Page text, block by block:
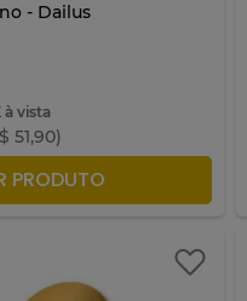
- Dailus
à vista
51,90)
À SACOLA
PRODUTO